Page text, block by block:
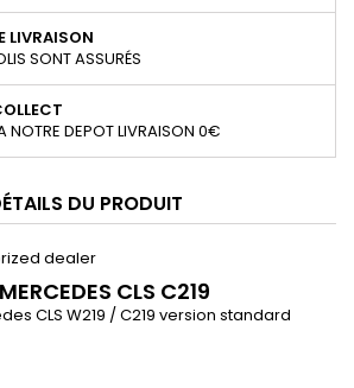
LIVRAISON
SONT ASSURÉS
NOTRE DEPOT LIVRAISON 0€
DU PRODUIT
dealer
CLS C219
CLS W219 / C219 version standard